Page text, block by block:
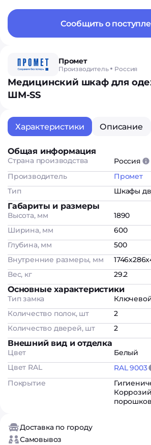
Сообщить о
Промет
Производитель Россия
Медицинский шкаф для
ШМ-SS
Характеристики Описание
Общая информация
Страна производства
Россия
Производитель
Промет
Тип
Шкафы
Габариты и размеры
Высота, мм
1890
Ширина, мм
600
Глубина, мм
500
Внутренние размеры, мм
Вес, кг
29.2
Основные характеристики
Тип замка
Количество полок, шт
2
Количество дверей, шт
2
Внешний вид и отделка
Цвет
Белый
Цвет RAL
RAL 9003
Покрытие
Доставка по городу
Самовывоз